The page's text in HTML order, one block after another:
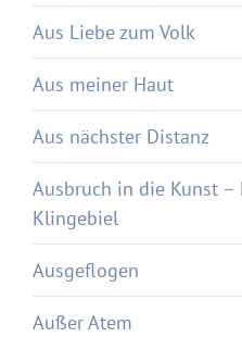
Aus Liebe zum Volk
Aus meiner Haut
Aus nächster Distanz
Ausbruch in die Kunst –
Klingebiel
Ausgeflogen
Außer Atem